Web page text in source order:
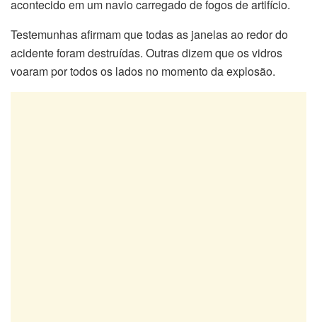
acontecido em um navio carregado de fogos de artifício.
Testemunhas afirmam que todas as janelas ao redor do
acidente foram destruídas. Outras dizem que os vidros
voaram por todos os lados no momento da explosão.